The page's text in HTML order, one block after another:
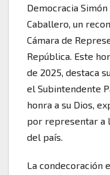
Democracia
Caballero, un
Cámara de
República. Este
de 2025, destaca
el Subintendente
honra a su Dios,
por representar a
del país.
La condecoración